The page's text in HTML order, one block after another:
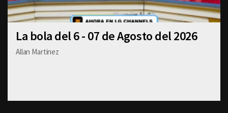
La bola del 6 - 07 de Agosto del 2026
Allan Martinez